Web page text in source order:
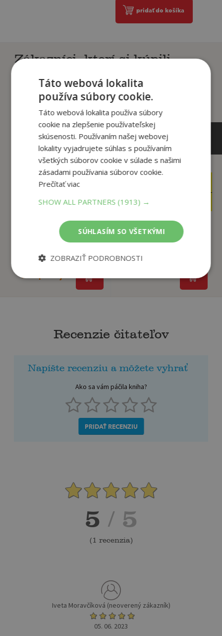
pridať do košíka
Zákazníci, ktorí si kúpili
21
17,30€
Odplata za hriech
Predpredaj
Vojvodova pomsta, 2.
Heyer Georgette
Recenzie čitateľov
Napíšte recenziu a môžete vyhrať
Ako sa vám páčila kniha?
PRIDAŤ RECENZIU
5 / 5
(1 recenzia)
Iveta Moravčíková (neoverený zákazník)
05. 06. 2023
Táto webová lokalita
používa súbory cookie.
Táto webová lokalita používa súbory
cookie na zlepšenie používateľskej
skúsenosti. Používaním našej webovej
lokality vyjadrujete súhlas s používaním
všetkých súborov cookie v súlade s našimi
zásadami používania súborov cookie.
Prečítať viac
SHOW ALL PARTNERS (1913) →
SÚHLASÍM SO VŠETKÝMI
ZOBRAZIŤ PODROBNOSTI